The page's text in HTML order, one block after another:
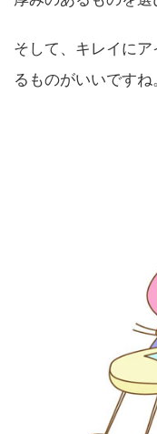
そして、キレイに
るものがいいですね